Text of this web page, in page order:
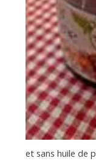
et sans huile de